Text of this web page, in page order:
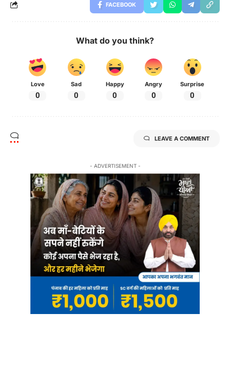
FACEBOOK
What do you think?
Love
0
Sad
0
Happy
0
Angry
0
Surprise
0
LEAVE A COMMENT
- ADVERTISEMENT -